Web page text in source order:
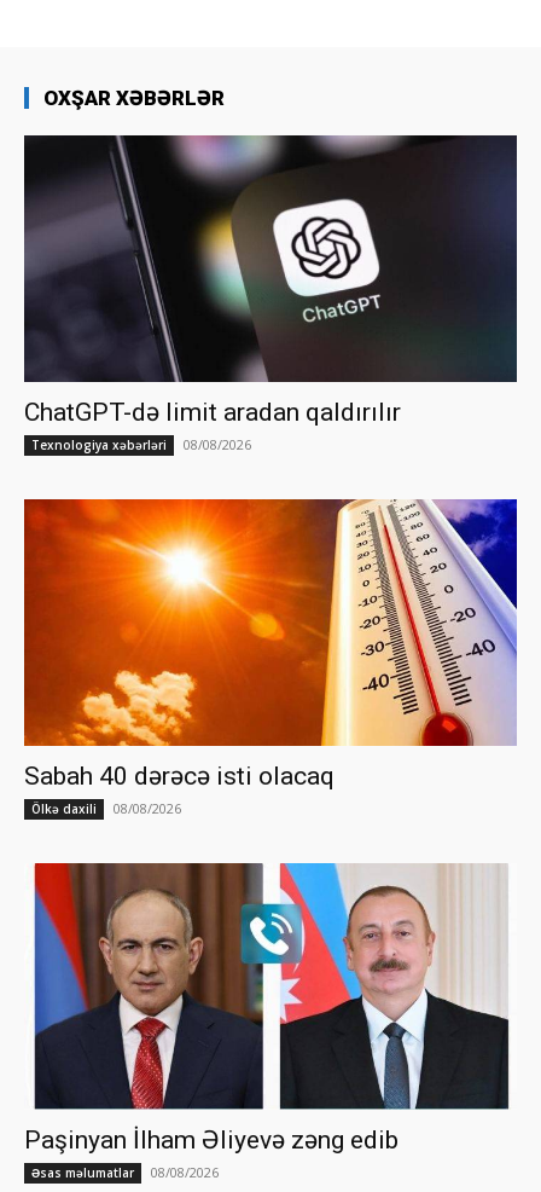
OXŞAR XƏBƏRLƏR
ChatGPT-də limit aradan qaldırılır
Texnologiya xəbərləri 08/08/2026
Sabah 40 dərəcə isti olacaq
Ölkə daxili 08/08/2026
Paşinyan İlham Əliyevə zəng edib
Əsas məlumatlar 08/08/2026